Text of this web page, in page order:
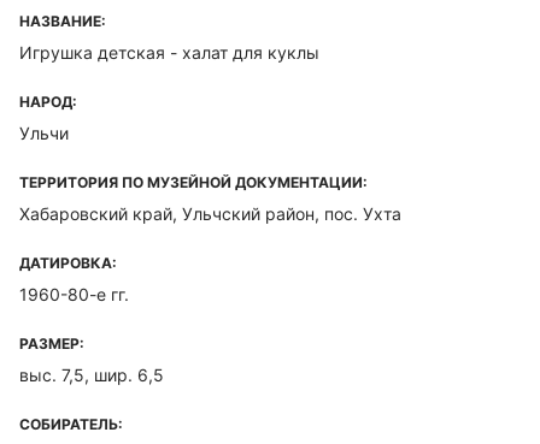
НАЗВАНИЕ:
Игрушка детская - халат для куклы
НАРОД:
Ульчи
ТЕРРИТОРИЯ ПО МУЗЕЙНОЙ ДОКУМЕНТАЦИИ:
Хабаровский край, Ульчский район, пос. Ухта
ДАТИРОВКА:
1960-80-е гг.
РАЗМЕР:
выс. 7,5, шир. 6,5
СОБИРАТЕЛЬ: